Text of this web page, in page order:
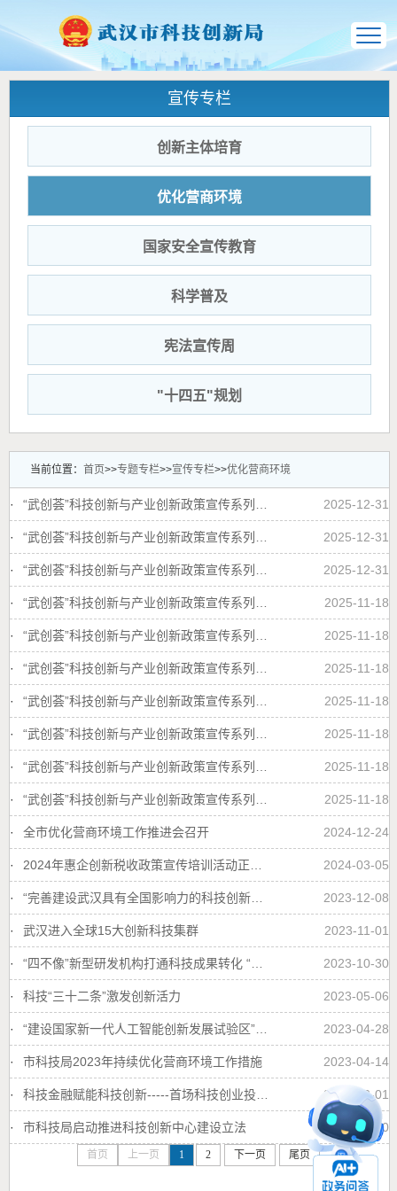
宣传专栏
创新主体培育
优化营商环境
国家安全宣传教育
科学普及
宪法宣传周
"十四五"规划
当前位置： 首页>>专题专栏>>宣传专栏>>优化营商环境
2025-12-31
·
2025-12-31
·
2025-12-31
·
2025-11-18
·
2025-11-18
·
2025-11-18
·
2025-11-18
·
2025-11-18
·
2025-11-18
·
2025-11-18
·
2024-12-24
· 全市优化营商环境工作推进会召开
2024-03-05
·
2023-12-08
·
2023-11-01
· 武汉进入全球15大创新科技集群
2023-10-30
·
2023-05-06
· 科技“三十二条”激发创新活力
2023-04-28
·
2023-04-14
· 市科技局2023年持续优化营商环境工作措施
2023-02-01
·
2023-01-30
· 市科技局启动推进科技创新中心建设立法
首页 上一页 1 2 下一页 尾页